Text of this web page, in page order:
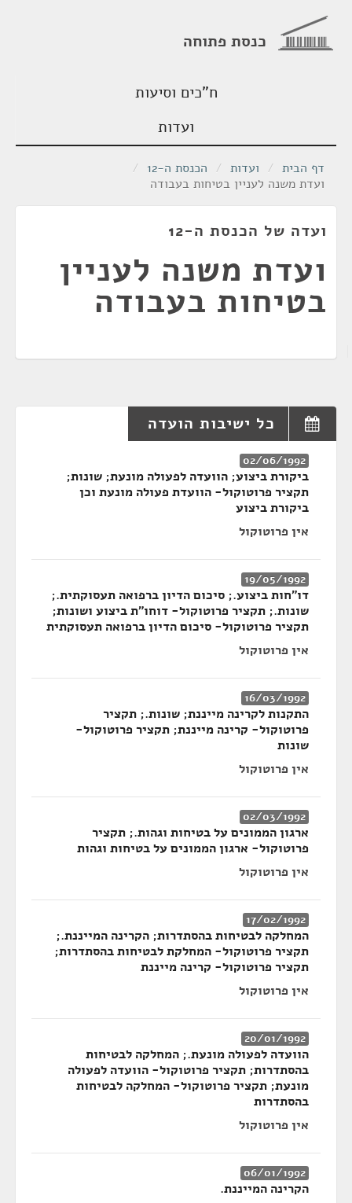
כנסת פתוחה
ח"כים וסיעות
ועדות
דף הבית / ועדות / הכנסת ה-12
/
ועדת משנה לעניין בטיחות בעבודה
ועדה של הכנסת ה-12
ועדת משנה לעניין
בטיחות בעבודה
כל ישיבות הועדה
02/06/1992
ביקורת ביצוע; הוועדה לפעולה מונעת; שונות;
תקציר פרוטוקול- הוועדת פעולה מונעת וכן
ביקורת ביצוע
אין פרוטוקול
19/05/1992
דו״חות ביצוע.; סיכום הדיון ברפואה תעסוקתית.;
שונות.; תקציר פרוטוקול- דוחו״ת ביצוע ושונות;
תקציר פרוטוקול- סיכום הדיון ברפואה תעסוקתית
אין פרוטוקול
16/03/1992
התקנות לקרינה מייננת; שונות.; תקציר
פרוטוקול- קרינה מייננת; תקציר פרוטוקול-
שונות
אין פרוטוקול
02/03/1992
ארגון הממונים על בטיחות וגהות.; תקציר
פרוטוקול- ארגון הממונים על בטיחות וגהות
אין פרוטוקול
17/02/1992
המחלקה לבטיחות בהסתדרות; הקרינה המייננת.;
תקציר פרוטוקול- המחלקת לבטיחות בהסתדרות;
תקציר פרוטוקול- קרינה מייננת
אין פרוטוקול
20/01/1992
הוועדה לפעולה מונעת.; המחלקה לבטיחות
בהסתדרות; תקציר פרוטוקול- הוועדה לפעולה
מונעת; תקציר פרוטוקול- המחלקה לבטיחות
בהסתדרות
אין פרוטוקול
06/01/1992
הקרינה המייננת.